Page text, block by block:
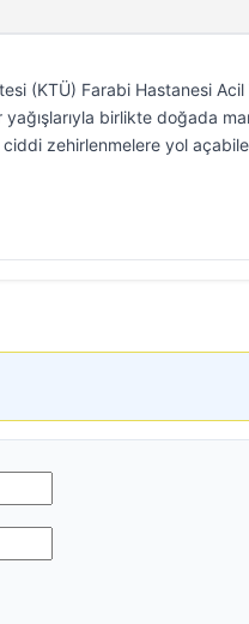
(KTÜ) Farabi Hastanesi Acil
birlikte doğada
zehirlenmelere yol